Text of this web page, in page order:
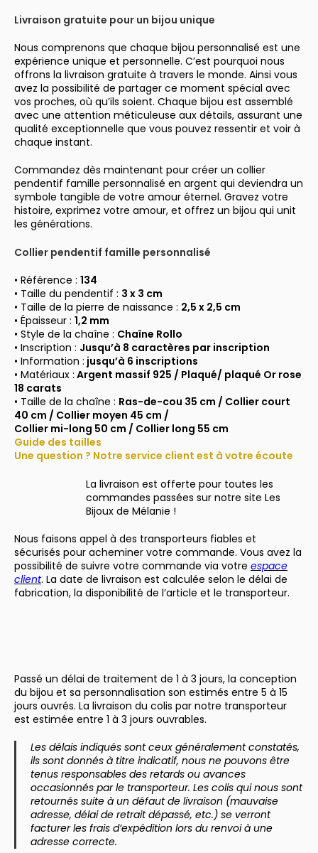
Livraison gratuite pour un bijou unique
Nous comprenons que chaque bijou personnalisé est une
expérience unique et personnelle. C’est pourquoi nous
offrons la livraison gratuite à travers le monde. Ainsi vous
avez la possibilité de partager ce moment spécial avec
vos proches, où qu’ils soient. Chaque bijou est assemblé
avec une attention méticuleuse aux détails, assurant une
qualité exceptionnelle que vous pouvez ressentir et voir à
chaque instant.
Commandez dès maintenant pour créer un collier
pendentif famille personnalisé en argent qui deviendra un
symbole tangible de votre amour éternel. Gravez votre
histoire, exprimez votre amour, et offrez un bijou qui unit
les générations.
Collier pendentif famille personnalisé
• Référence : 134
• Taille du pendentif : 3 x 3 cm
• Taille de la pierre de naissance : 2,5 x 2,5 cm
• Épaisseur : 1,2 mm
• Style de la chaîne : Chaîne Rollo
• Inscription : Jusqu’à 8 caractères par inscription
• Information : jusqu’à 6 inscriptions
• Matériaux : Argent massif 925 / Plaqué/ plaqué Or rose
18 carats
• Taille de la chaîne : Ras-de-cou 35 cm / Collier court
40 cm / Collier moyen 45 cm /
Collier mi-long 50 cm / Collier long 55 cm
Guide des tailles
Une question ? Notre service client est à votre écoute
La livraison est offerte pour toutes les
commandes passées sur notre site Les
Bijoux de Mélanie !
Nous faisons appel à des transporteurs fiables et
sécurisés pour acheminer votre commande. Vous avez la
possibilité de suivre votre commande via votre espace
client. La date de livraison est calculée selon le délai de
fabrication, la disponibilité de l’article et le transporteur.
Passé un délai de traitement de 1 à 3 jours, la conception
du bijou et sa personnalisation son estimés entre 5 à 15
jours ouvrés. La livraison du colis par notre transporteur
est estimée entre 1 à 3 jours ouvrables.
Les délais indiqués sont ceux généralement constatés,
ils sont donnés à titre indicatif, nous ne pouvons être
tenus responsables des retards ou avances
occasionnés par le transporteur. Les colis qui nous sont
retournés suite à un défaut de livraison (mauvaise
adresse, délai de retrait dépassé, etc.) se verront
facturer les frais d’expédition lors du renvoi à une
adresse correcte.